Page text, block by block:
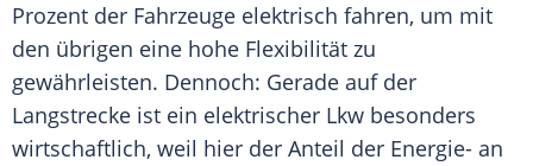
Prozent der Fahrzeuge elektrisch fahren, um mit
den übrigen eine hohe Flexibilität zu
gewährleisten. Dennoch: Gerade auf der
Langstrecke ist ein elektrischer Lkw besonders
wirtschaftlich, weil hier der Anteil der Energie- an